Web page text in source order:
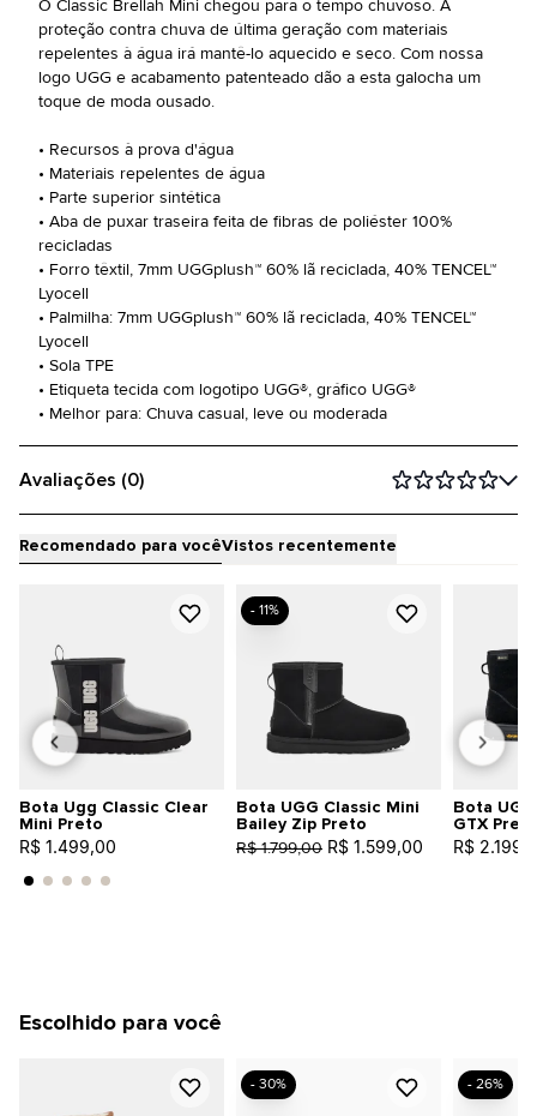
O Classic Brellah Mini chegou para o tempo chuvoso. A
proteção contra chuva de última geração com materiais
repelentes à água irá mantê-lo aquecido e seco. Com nossa
logo UGG e acabamento patenteado dão a esta galocha um
toque de moda ousado.
• Recursos à prova d'água
• Materiais repelentes de água
• Parte superior sintética
• Aba de puxar traseira feita de fibras de poliéster 100%
recicladas
• Forro têxtil, 7mm UGGplush™ 60% lã reciclada, 40% TENCEL™
Lyocell
• Palmilha: 7mm UGGplush™ 60% lã reciclada, 40% TENCEL™
Lyocell
• Sola TPE
• Etiqueta tecida com logotipo UGG®, gráfico UGG®
• Melhor para: Chuva casual, leve ou moderada
Avaliações (0)
Recomendado para vocêVistos recentemente
Bota Ugg Classic Clear
Mini Preto
R$ 1.499,00
Bota UGG Classic Mini
Bailey Zip Preto
R$ 1.799,00 R$ 1.599,00
- 11%
Bota
GTX Preto
R$
Escolhido para você
- 30% - 26%